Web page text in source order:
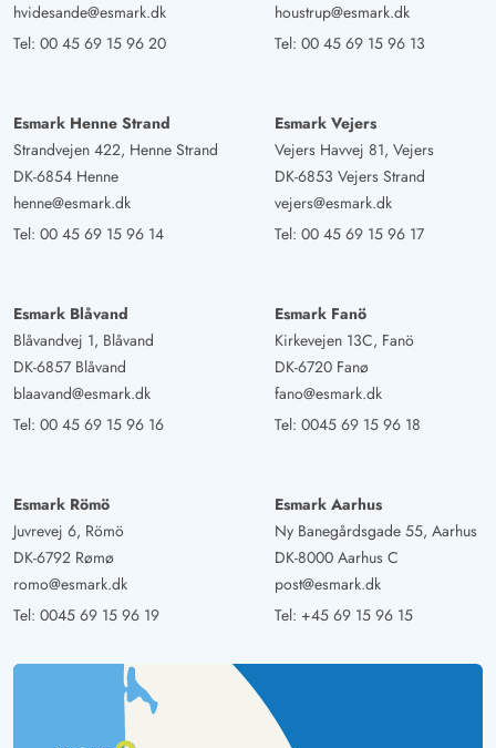
hvidesande@esmark.dk
Tel: 00 45 69 15 96 20
houstrup@esmark.dk
Tel: 00 45 69 15 96 13
Esmark Henne Strand
Strandvejen 422, Henne Strand
DK-6854 Henne
henne@esmark.dk
Tel: 00 45 69 15 96 14
Esmark Vejers
Vejers Havvej 81, Vejers
DK-6853 Vejers Strand
vejers@esmark.dk
Tel: 00 45 69 15 96 17
Esmark Blåvand
Blåvandvej 1, Blåvand
DK-6857 Blåvand
blaavand@esmark.dk
Tel: 00 45 69 15 96 16
Esmark Fanö
Kirkevejen 13C, Fanö
DK-6720 Fanø
fano@esmark.dk
Tel: 0045 69 15 96 18
Esmark Römö
Juvrevej 6, Römö
DK-6792 Rømø
romo@esmark.dk
Tel: 0045 69 15 96 19
Esmark Aarhus
Ny Banegårdsgade 55, Aarhus
DK-8000 Aarhus C
post@esmark.dk
Tel: +45 69 15 96 15